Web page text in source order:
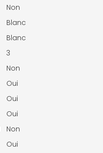
Non
Blanc
Blanc
3
Non
Oui
Oui
Oui
Non
Oui